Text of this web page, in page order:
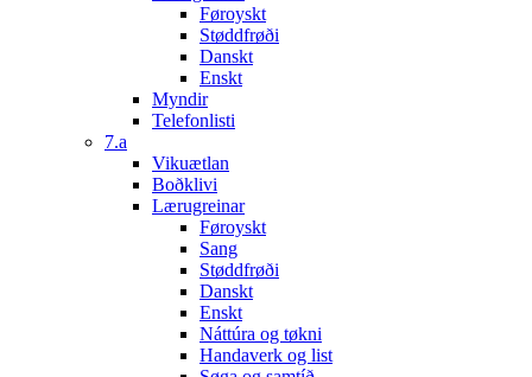
Føroyskt
Støddfrøði
Danskt
Enskt
Myndir
Telefonlisti
7.a
Vikuætlan
Boðklivi
Lærugreinar
Føroyskt
Sang
Støddfrøði
Danskt
Enskt
Náttúra og tøkni
Handaverk og list